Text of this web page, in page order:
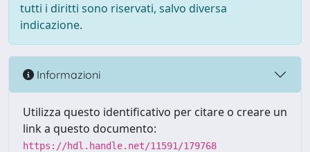
tutti i diritti sono riservati, salvo diversa
indicazione.
Informazioni
Utilizza questo identificativo per citare o creare un
link a questo documento:
https://hdl.handle.net/11591/179768